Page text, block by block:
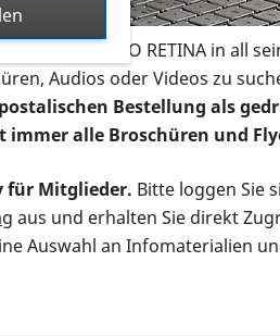
der PRO RETINA in all
Audios oder Videos zu
postalischen Bestellung als
immer alle Broschüren und
für Mitglieder. Bitte loggen Sie
aus und erhalten Sie direkt
Auswahl an Infomaterialien